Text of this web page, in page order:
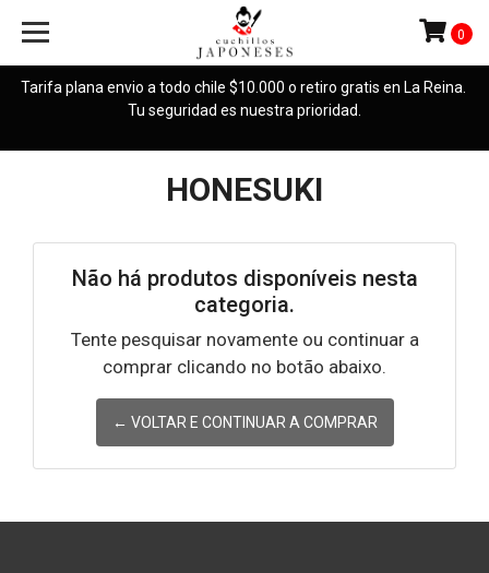
Tarifa plana envio a todo chile $10.000 o retiro gratis en La Reina.
Tu seguridad es nuestra prioridad.
0
HONESUKI
Não há produtos disponíveis nesta
categoria.
Tente pesquisar novamente ou continuar a
comprar clicando no botão abaixo.
← VOLTAR E CONTINUAR A COMPRAR